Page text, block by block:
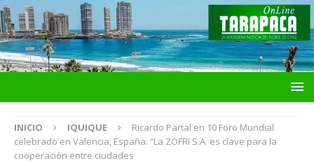
INICIO IQUIQUE
Ricardo Partal en 10 Foro Mundial
celebrado en Valencia, España: “La ZOFRI S.A. es clave para la
cooperación entre ciudades